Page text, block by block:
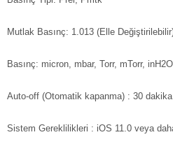
Mutlak Basınç: 1.013 (Elle
Basınç: micron, mbar, Torr, mTorr,
Auto-off (Otomatik kapanma) : 30 dakika
Sistem Gereklilikleri : iOS 11.0 veya